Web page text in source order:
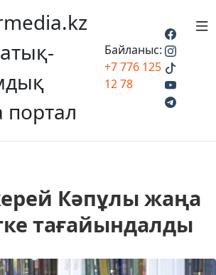
портал
Байланыс:
+7 776 125
12 78
Кәпұлы жаңа
тағайындалды